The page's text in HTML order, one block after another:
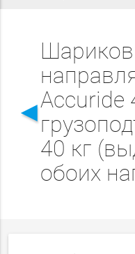
◄Accuride
40 кг
обоих